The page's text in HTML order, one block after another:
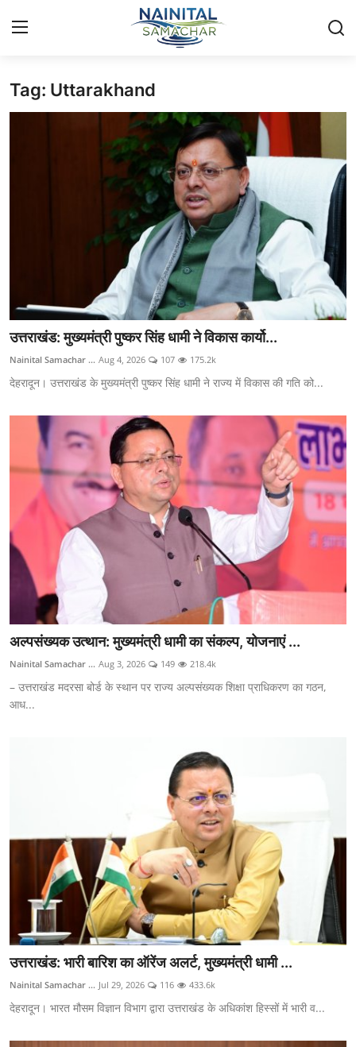
Login
🏞️ पर्यटन और संस्कृति
🌍 अंतर्राष्ट्रीय समाचार
💼 व्यापार और अर्थव्यवस्था
Tag: Uttarakhand
उत्तराखंड: मुख्यमंत्री पुष्कर सिंह धामी ने विकास कार्यो...
Nainital Samachar ... Aug 4, 2026 107 175.2k
देहरादून। उत्तराखंड के मुख्यमंत्री पुष्कर सिंह धामी ने राज्य में विकास की गति को...
अल्पसंख्यक उत्थान: मुख्यमंत्री धामी का संकल्प, योजनाएं ...
Nainital Samachar ... Aug 3, 2026 149 218.4k
– उत्तराखंड मदरसा बोर्ड के स्थान पर राज्य अल्पसंख्यक शिक्षा प्राधिकरण का गठन,
आध...
उत्तराखंड: भारी बारिश का ऑरेंज अलर्ट, मुख्यमंत्री धामी ...
Nainital Samachar ... Jul 29, 2026 116 433.6k
देहरादून। भारत मौसम विज्ञान विभाग द्वारा उत्तराखंड के अधिकांश हिस्सों में भारी व...